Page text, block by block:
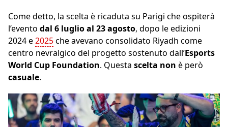
Come detto, la scelta è ricaduta su Parigi che ospiterà
l’evento dal 6 luglio al 23 agosto, dopo le edizioni
2024 e2025che avevano consolidato Riyadh come
centro nevralgico del progetto sostenuto dall’Esports
World Cup Foundation. Questa scelta non è però
casuale.